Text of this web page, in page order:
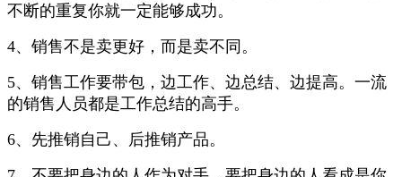
不断的重复你就一定能够成功。
4、销售不是卖更好，而是卖不同。
5、销售工作要带包，边工作、边总结、边提高。一流
的销售人员都是工作总结的高手。
6、先推销自己、后推销产品。